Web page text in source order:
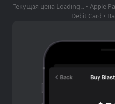
Текущая цена Loading... • Apple
Debit Card •